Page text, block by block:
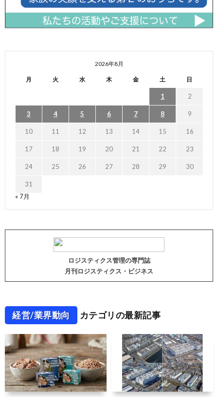
2026年8月
月 火 水 木 金 土 日
1 2
3 4 5 6 7 8 9
10 11 12 13 14 15 16
17 18 19 20 21 22 23
24 25 26 27 28 29 30
31
« 7月
ロジスティクス管理の専門誌
月刊ロジスティクス・ビジネス
経営/業界動向 カテゴリの最新記事